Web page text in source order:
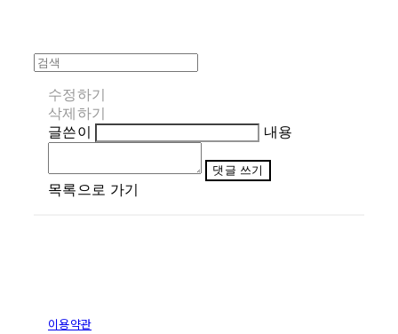
수정하기
삭제하기
글쓴이
내용
댓글 쓰기
목록으로 가기
이용약관